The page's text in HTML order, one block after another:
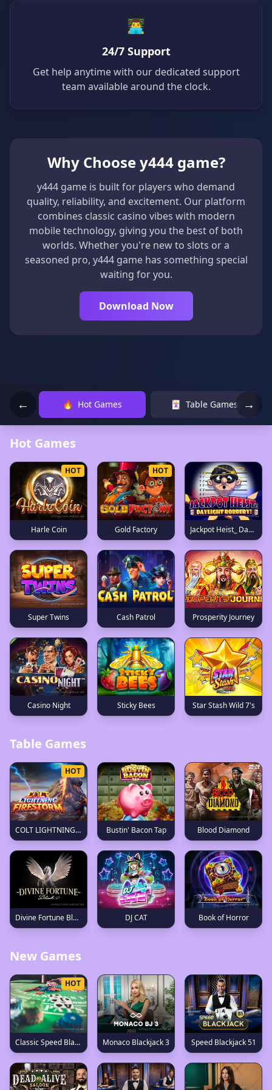
👨‍💻
24/7 Support
Get help anytime with our dedicated support
team available around the clock.
Why Choose y444 game?
y444 game is built for players who demand
quality, reliability, and excitement. Our platform
combines classic casino vibes with modern
mobile technology, giving you the best of both
worlds. Whether you're new to slots or a
seasoned pro, y444 game has something special
waiting for you.
Download Now
← 🔥 Hot Games 🃏 Table Games →
Hot Games
Harle Coin
HOT
Gold Factory
HOT
Jackpot Heist_ Daylight Robbery!
Super Twins Cash Patrol Prosperity Journey
Casino Night Sticky Bees Star Stash Wild 7's
Table Games
COLT LIGHTNING FIRESTORM
HOT
Bustin' Bacon Tap Blood Diamond
Divine Fortune Black DJ CAT Book of Horror
New Games
Classic Speed Blackjack 116
HOT
Monaco Blackjack 3 Speed Blackjack 51